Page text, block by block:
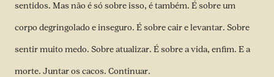
sentidos. Mas não é só sobre isso, é também. É sobre um
corpo degringolado e inseguro. É sobre cair e levantar. Sobre
sentir muito medo. Sobre atualizar. É sobre a vida, enfim. E a
morte. Juntar os cacos. Continuar.